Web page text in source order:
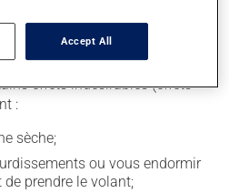
ce produit peut à
effets indésirables (effets
:
sèche;
ou vous endormir
prendre le volant;
Accept All